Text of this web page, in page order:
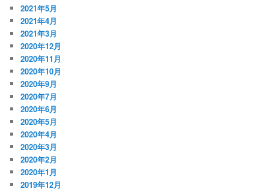
2021年5月
2021年4月
2021年3月
2020年12月
2020年11月
2020年10月
2020年9月
2020年7月
2020年6月
2020年5月
2020年4月
2020年3月
2020年2月
2020年1月
2019年12月